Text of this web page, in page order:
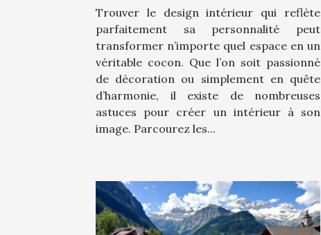
Trouver le design intérieur qui reflète
parfaitement sa personnalité peut
transformer n’importe quel espace en un
véritable cocon. Que l’on soit passionné
de décoration ou simplement en quête
d’harmonie, il existe de nombreuses
astuces pour créer un intérieur à son
image. Parcourez les...